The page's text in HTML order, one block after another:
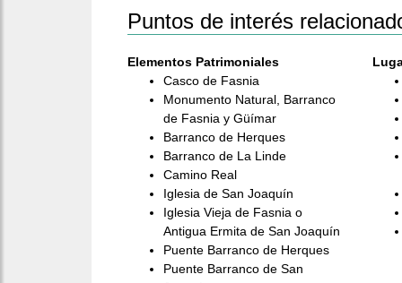
Puntos de interés
Elementos Patrimoniales
Casco de Fasnia
Monumento Natural, Barranco
de Fasnia y Güímar
Barranco de Herques
Barranco de La Linde
Camino Real
Iglesia de San Joaquín
Iglesia Vieja de Fasnia o
Antigua Ermita de San Joaquín
Puente Barranco de Herques
Puente Barranco de San